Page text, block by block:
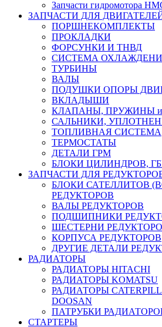
Запчасти гидромотора
ЗАПЧАСТИ ДЛЯ ДВИГАТЕЛЕЙ
ПОРШНЕКОМПЛЕКТЫ
ПРОКЛАДКИ
ФОРСУНКИ И ТНВД
СИСТЕМА
ТУРБИНЫ
ВАЛЫ
ПОДУШКИ ОПОРЫ
ВКЛАДЫШИ
КЛАПАНЫ, ПРУЖИНЫ и
САЛЬНИКИ,
ТОПЛИВНАЯ СИСТЕМА
ТЕРМОСТАТЫ
ДЕТАЛИ ГРМ
БЛОКИ ЦИЛИНДРОВ,
ЗАПЧАСТИ ДЛЯ
БЛОКИ САТЕЛЛИТОВ
РЕДУКТОРОВ
ВАЛЫ РЕДУКТОРОВ
ПОДШИПНИКИ
ШЕСТЕРНИ
КОРПУСА РЕДУКТОРОВ
ДРУГИЕ ДЕТАЛИ
РАДИАТОРЫ
РАДИАТОРЫ HITACHI
РАДИАТОРЫ KOMATSU
РАДИАТОРЫ
DOOSAN
ПАТРУБКИ
СТАРТЕРЫ